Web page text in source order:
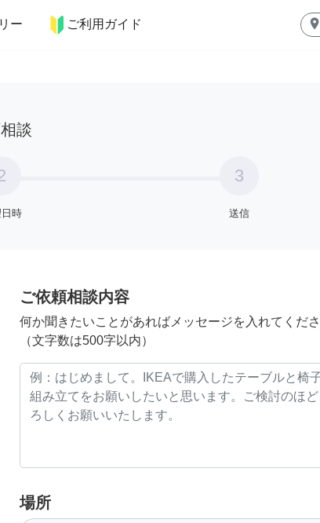
ー ご利用ガイド place
ペット 料理
談
時
3
送信
ご依頼相談内容
何か聞きたいことがあればメッセージを入れてくだ
（文字数は500字以内）
場所